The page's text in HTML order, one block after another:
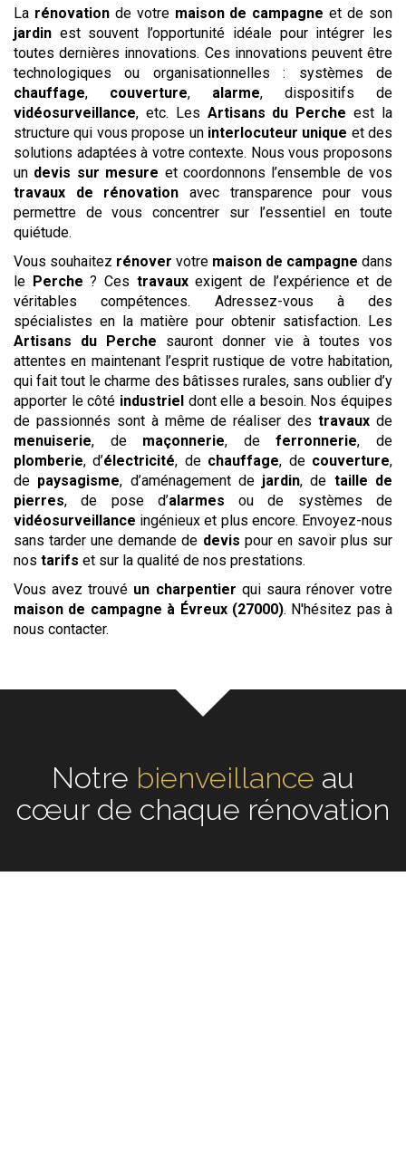
La rénovationde votre maison de campagne et de son
jardin est souvent l’opportunité idéale pour intégrer les
toutes dernières innovations. Ces innovations peuvent être
technologiques ou organisationnelles : systèmes de
chauffage, couverture, alarme, dispositifs de
vidéosurveillance, etc. Les Artisans du Perche est la
structure qui vous propose un interlocuteur unique et des
solutions adaptées à votre contexte. Nous vous proposons
un devis sur mesure et coordonnons l’ensemble de vos
travaux de rénovation avec transparence pour vous
permettre de vous concentrer sur l’essentiel en toute
quiétude.
Vous souhaitez rénover votre maison de campagne dans
le Perche ? Ces travauxexigent de l’expérience et de
véritables compétences. Adressez-vous à des
spécialistes en la matière pour obtenir satisfaction. Les
Artisans du Perche sauront donner vie à toutes vos
attentes en maintenant l’esprit rustique de votre habitation,
qui fait tout le charme des bâtisses rurales, sans oublier d’y
apporter le côté industriel dont elle a besoin. Nos équipes
de passionnés sont à même de réaliser destravaux de
menuiserie, de maçonnerie, deferronnerie, de
plomberie, d’électricité, de chauffage, de couverture,
de paysagisme, d’aménagement de jardin, de taille de
pierres, de pose d’alarmes ou de systèmes de
vidéosurveillance ingénieux et plus encore. Envoyez-nous
sans tarder une demande de devis pour en savoir plus sur
nos tarifs et sur la qualité de nos prestations.
Vous avez trouvé un charpentier qui saura rénover votre
maison de campagne à Évreux (27000). N'hésitez pas à
nous contacter.
Notreécouteau cœur de
chaque rénovation